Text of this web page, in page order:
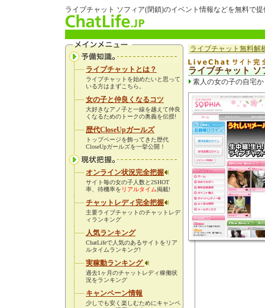
ライブチャット ソフィア(閉鎖)のイベント情報などを無料で提
ライブチャットとは？
ライブチャットを始めたいと思って
いる方はまずこちら。
女の子と仲良くなるコツ
大好きなアノ子と一線を越えて仲良
くなるためのトークの奥義を伝授!
歴代CloseUpガールズ
トップページを飾ってきた歴代
CloseUpガールズを一挙公開！
オンライン状況完全把握
サイト毎の女の子人数と2SHOT
率、待機率を リアルタイム掲載!
チャットレディ完全把握
主要ライブチャットのチャットレデ
ィランキング
人気ランキング
ChatLifeで人気のあるサイトをリア
ルタイムランキング!
実稼動ランキング
過去1ヶ月のチャットレディ稼働状
況をランキング
キャンペーン情報
少しでも安く楽しむためにキャンペ
ライブチャット無料解
ライブチャット ソ
素人の女の子の自宅